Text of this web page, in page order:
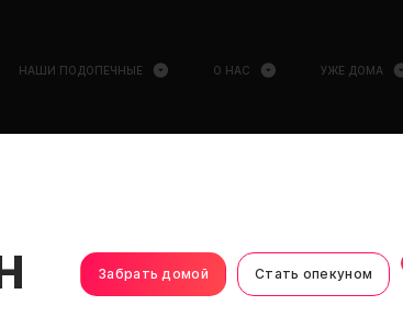
НАШИ ПОДОПЕЧНЫЕ О НАС УЖЕ ДОМА
Забрать домой Стать опекуном